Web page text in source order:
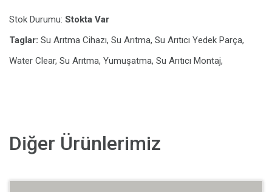
Stok Durumu: Stokta Var
Taglar: Su Arıtma Cihazı, Su Arıtma, Su Arıtıcı Yedek Parça,
Water Clear, Su Arıtma, Yumuşatma, Su Arıtıcı Montaj,
Diğer Ürünlerimiz